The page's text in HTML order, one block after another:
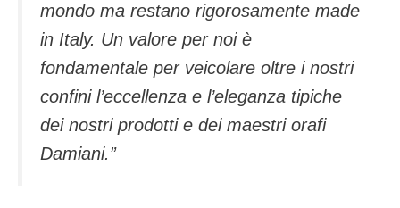
mondo ma restano rigorosamente made
in Italy. Un valore per noi è
fondamentale per veicolare oltre i nostri
confini l’eccellenza e l’eleganza tipiche
dei nostri prodotti e dei maestri orafi
Damiani.”